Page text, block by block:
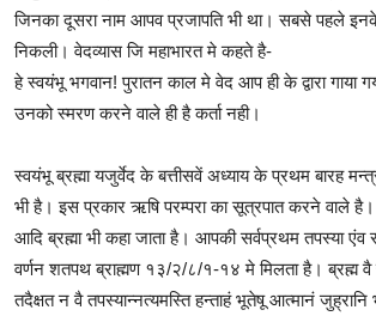
जिनका दूसरा नाम आपव प्रजापति भी था। सबसे पहले
निकली। वेदव्यास जि महाभारत मे कहते है-
हे स्वयंभू भगवान! पुरातन काल मे वेद आप ही के द्वारा गाया
उनको स्मरण करने वाले ही है कर्ता नही।
स्वयंभू ब्रह्मा यजुर्वेद के बत्तीसवें अध्याय के प्रथम बारह
भी है। इस प्रकार ऋषि परम्परा का सूत्रपात करने वाले
आदि ब्रह्मा भी कहा जाता है। आपकी सर्वप्रथम तपस्या एंव
वर्णन शतपथ ब्राह्मण १३/२/८/१-१४ मे मिलता है। ब्रह्म
तदैक्षत न वै तपस्यान्नत्यमस्ति हन्ताहं भूतेषू आत्मानं जुह्रानि